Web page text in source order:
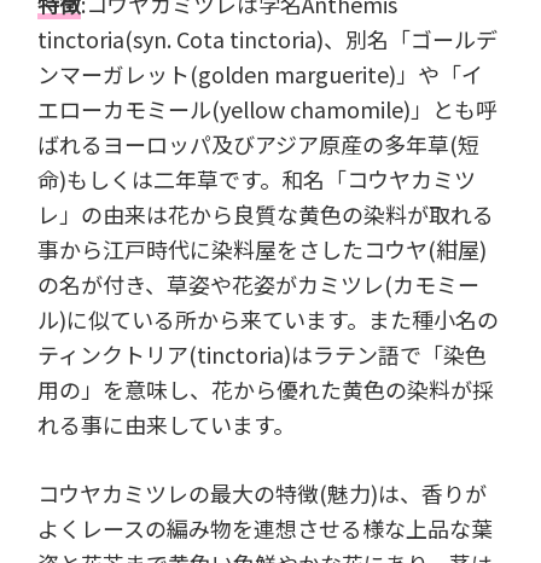
tinctoria(syn. Cota tinctoria)、別名「ゴールデ
ンマーガレット(golden marguerite)」や「イ
エローカモミール(yellow chamomile)」とも呼
ばれるヨーロッパ及びアジア原産の多年草(短
命)もしくは二年草です。和名「コウヤカミツ
レ」の由来は花から良質な黄色の染料が取れる
事から江戸時代に染料屋をさしたコウヤ(紺屋)
の名が付き、草姿や花姿がカミツレ(カモミー
ル)に似ている所から来ています。また種小名の
ティンクトリア(tinctoria)はラテン語で「染色
用の」を意味し、花から優れた黄色の染料が採
れる事に由来しています。
コウヤカミツレの最大の特徴(魅力)は、香りが
よくレースの編み物を連想させる様な上品な葉